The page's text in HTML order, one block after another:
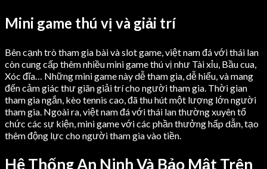
Mini game thú vị và giải trí
Bên cạnh trò tham gia bài và slot game, việt nam đá với thái lan
còn cung cấp thêm nhiều mini game thú vị như Tài xỉu, Bầu cua,
Xóc đĩa… Những mini game này dễ tham gia, dễ hiểu, và mang
đến cảm giác thư giãn giải trí cho người tham gia. Thời gian
tham gia ngắn, kèo tennis cao, đã thu hút một lượng lớn người
tham gia. Ngoài ra, việt nam đá với thái lan thường xuyên tổ
chức các sự kiện, mini game với các phần thưởng hấp dẫn, tạo
thêm động lực cho người tham gia vào tiền.
Hệ Thống An Ninh Và Bảo Mật Trên